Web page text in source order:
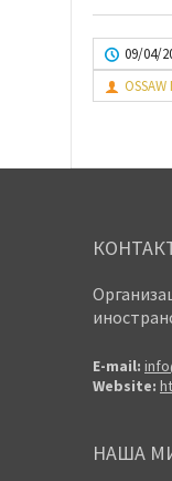
09/04/
E-mail:
Website:
НАША